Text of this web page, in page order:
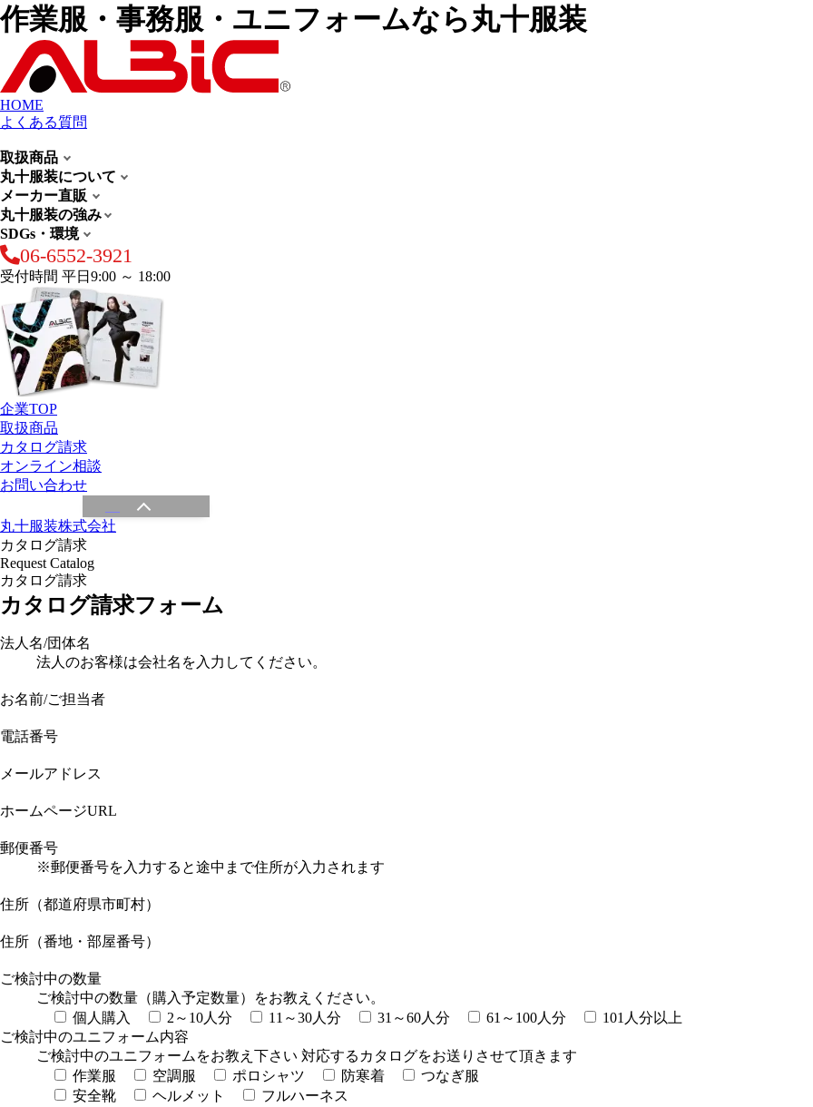
作業服・事務服・ユニフォームなら丸十服装
HOME
よくある質問
取扱商品
丸十服装について
メーカー直販
丸十服装の強み
SDGs・環境
06-6552-3921
受付時間 平日9:00 ～ 18:00
企業TOP
取扱商品
カタログ請求
オンライン相談
お問い合わせ
丸十服装株式会社
カタログ請求
Request Catalog
カタログ請求
カタログ請求フォーム
法人名/団体名
法人のお客様は会社名を入力してください。
お名前/ご担当者
電話番号
メールアドレス
ホームページURL
郵便番号
※郵便番号を入力すると途中まで住所が入力されます
住所（都道府県市町村）
住所（番地・部屋番号）
ご検討中の数量
ご検討中の数量（購入予定数量）をお教えください。
個人購入
2～10人分 11～30人分 31～60人分 61～100人分
101人分以上
ご検討中のユニフォーム内容
ご検討中のユニフォームをお教え下さい 対応するカタログをお送りさせて頂きます
作業服
空調服 ポロシャツ 防寒着
つなぎ服
安全靴
ヘルメット
フルハーネス